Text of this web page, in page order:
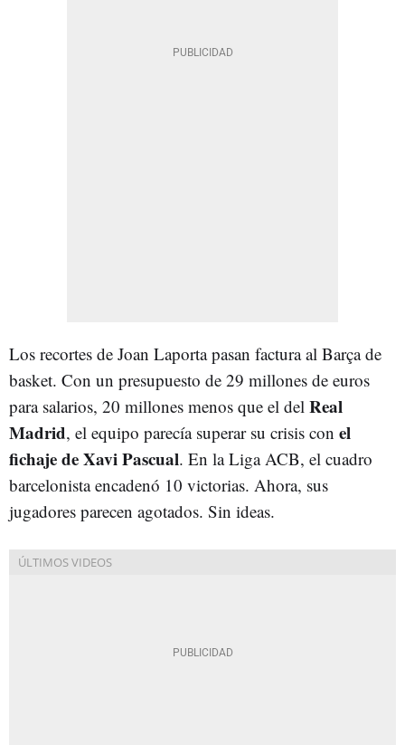
Los recortes de Joan Laporta pasan factura al Barça de
basket. Con un presupuesto de 29 millones de euros
para salarios, 20 millones menos que el del Real
Madrid, el equipo parecía superar su crisis con el
fichaje de Xavi Pascual. En la Liga ACB, el cuadro
barcelonista encadenó 10 victorias. Ahora, sus
jugadores parecen agotados. Sin ideas.